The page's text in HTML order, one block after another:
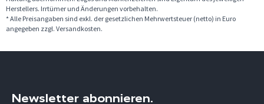
Herstellers. Irrtümer und Änderungen vorbehalten.
* Alle Preisangaben sind exkl. der gesetzlichen Mehrwertsteuer (netto) in Euro
angegeben zzgl. Versandkosten.
Newsletter abonnieren.